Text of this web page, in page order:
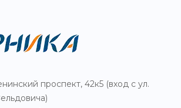
проспект, 42к5 (вход с ул.